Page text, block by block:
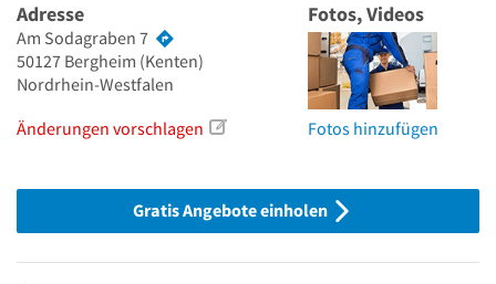
Adresse
Am Sodagraben 7
50127 Bergheim (Kenten)
Nordrhein-Westfalen
Änderungen vorschlagen
Fotos, Videos
Fotos hinzufügen
Gratis Angebote einholen